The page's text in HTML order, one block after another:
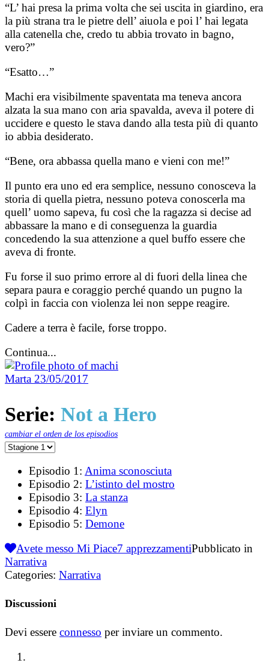
“L’ hai presa la prima volta che sei uscita in giardino, era
la più strana tra le pietre dell’ aiuola e poi l’ hai legata
alla catenella che, credo tu abbia trovato in bagno,
vero?”
“Esatto…”
Machi era visibilmente spaventata ma teneva ancora
alzata la sua mano con aria spavalda, aveva il potere di
uccidere e questo le stava dando alla testa più di quanto
io abbia desiderato.
“Bene, ora abbassa quella mano e vieni con me!”
Il punto era uno ed era semplice, nessuno conosceva la
storia di quella pietra, nessuno poteva conoscerla ma
quell’ uomo sapeva, fu così che la ragazza si decise ad
abbassare la mano e di conseguenza la guardia
concedendo la sua attenzione a quel buffo essere che
aveva di fronte.
Fu forse il suo primo errore al di fuori della linea che
separa paura e coraggio perché quando un pugno la
colpì in faccia con violenza lei non seppe reagire.
Cadere a terra è facile, forse troppo.
Continua...
Marta 23/05/2017
Serie: Not a Hero
cambiar el orden de los episodios
Episodio 1: Anima sconosciuta
Episodio 2: L’istinto del mostro
Episodio 3: La stanza
Episodio 4: Elyn
Episodio 5: Demone
Avete messo Mi Piace7 apprezzamentiPubblicato in
Narrativa
Categories: Narrativa
Discussioni
Devi essere connesso per inviare un commento.